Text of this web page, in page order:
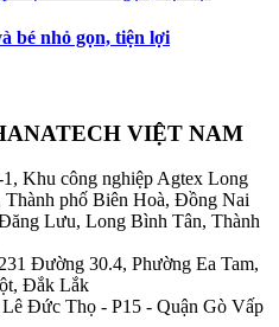
bé nhỏ gọn, tiện lợi
VIỆT NAM
Khu công nghiệp Agtex Long
phố Biên Hoà, Đồng Nai
Lưu, Long Bình Tân, Thành
Đường 30.4, Phường Ea Tam,
Đắk Lắk
Lê Đức Thọ - P15 - Quận Gò Vấp